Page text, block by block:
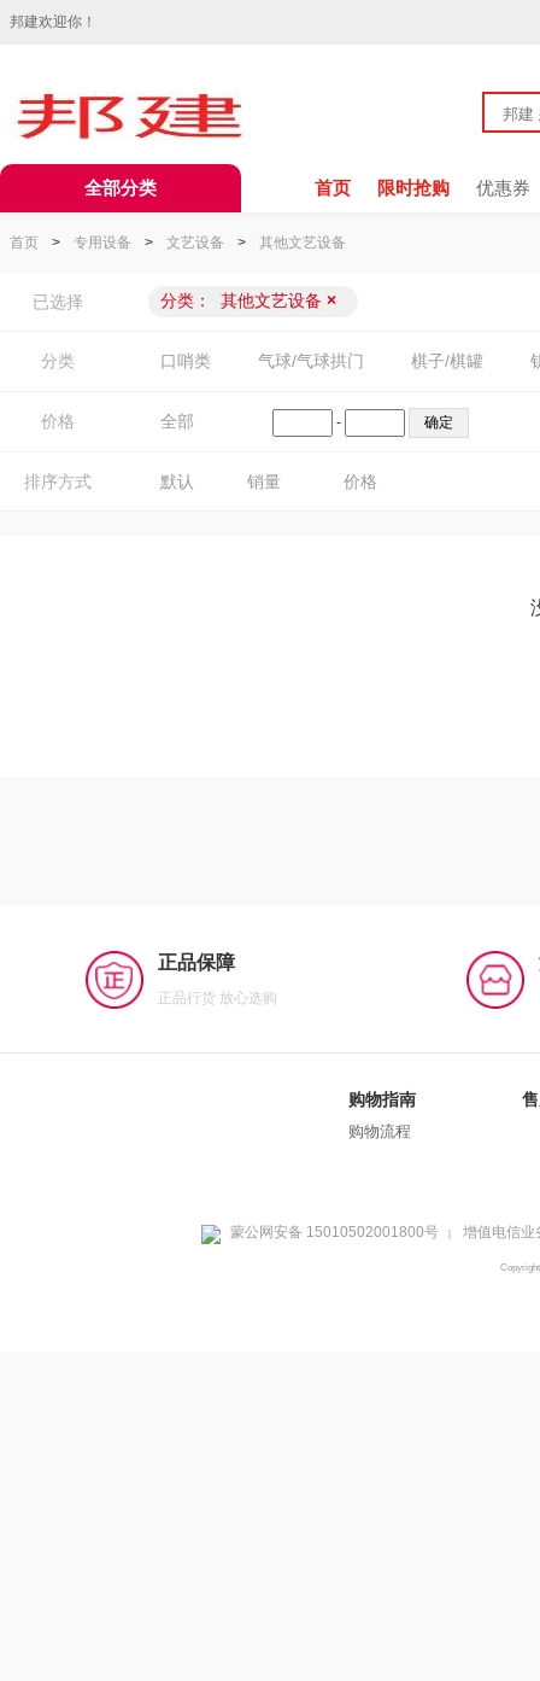
邦建欢迎你！
全部分类 首页 限时抢购 优惠券
首页 > 专用设备 > 文艺设备 > 其他文艺设备
已选择 分类： 其他文艺设备 ×
分类 口哨类 气球/气球拱门 棋子/棋罐
价格 全部 -
排序方式 默认 销量 价格
正品保障
正品行货 放心选购
购物指南
购物流程
蒙公网安备 15010502001800号 | 增值电信业